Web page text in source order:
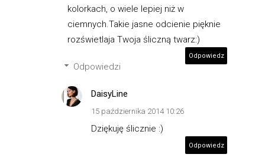
kolorkach, o wiele lepiej niż w
ciemnych.Takie jasne odcienie pięknie
rozświetlaja Twoja śliczną twarz:)
Odpowiedz
Odpowiedzi
DaisyLine
15 października 2014 10:26
Dziękuję ślicznie :)
Odpowiedz